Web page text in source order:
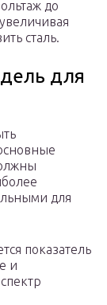
до
сталь.
для
для
показатель
и